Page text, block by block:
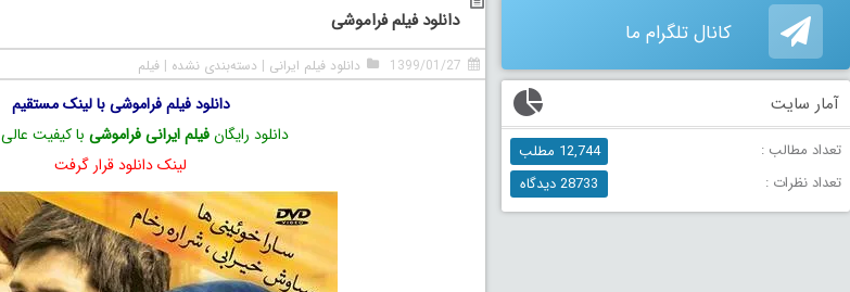
دانلود فیلم فراموشی
1399/01/27 دانلود فیلم ایرانی | دسته‌بندی نشده | فیلم
دانلود فیلم فراموشی با لینک مستقیم
دانلود رایگانفیلم ایرانی فراموشی با کیفیت عالی 1080p
لینک دانلود قرار گرفت
کانال تلگرام ما
آمار سایت
تعداد مطالب :
12,744 مطلب
تعداد نظرات :
28733 دیدگاه